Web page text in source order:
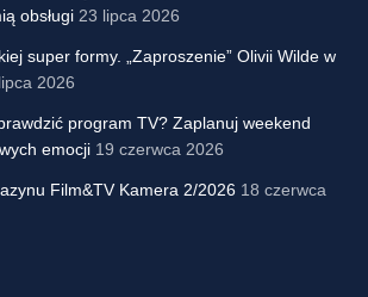
obsługi 23 lipca 2026
super formy. „Zaproszenie” Olivii Wilde w
2026
program TV? Zaplanuj weekend
emocji 19 czerwca 2026
Film&TV Kamera 2/2026 18 czerwca